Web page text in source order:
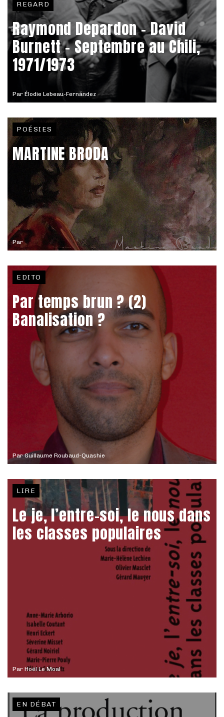
Par Élodie Lebeau-Fernández
REGARD
Raymond Depardon – David
Burnett - Septembre au Chili,
1971/1973
Par
POÉSIES
MARTINE BRODA
ParGuillaume Roubaud-Quashie
EDITO
Par temps brun ? (2)
Banalisation ?
Par Hoël Le Moal
LIRE
Le je, l’entre-soi, le nous dans
les classes populaires
EN DÉBAT